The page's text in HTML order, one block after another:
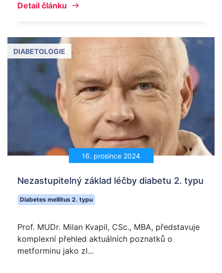
Detail článku
16. prosince 2024
DIABETOLOGIE
Nezastupitelný základ léčby diabetu 2. typu
Diabetes mellitus 2. typu
Prof. MUDr. Milan Kvapil, CSc., MBA, představuje
komplexní přehled aktuálních poznatků o
metforminu jako zl...